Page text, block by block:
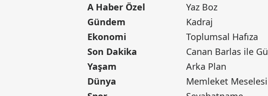
A Haber Özel
Gündem
Ekonomi
Son Dakika
Yaşam
Dünya
Yaz Boz
Kadraj
Toplumsal Hafıza
Arka Plan
Memleket Meselesi